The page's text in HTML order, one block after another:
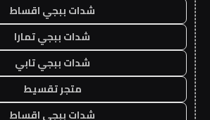
شدات ببجي اقساط
شدات ببجي تمارا
شدات ببجي تابي
متجر تقسيط
شدات ببجي اقساط